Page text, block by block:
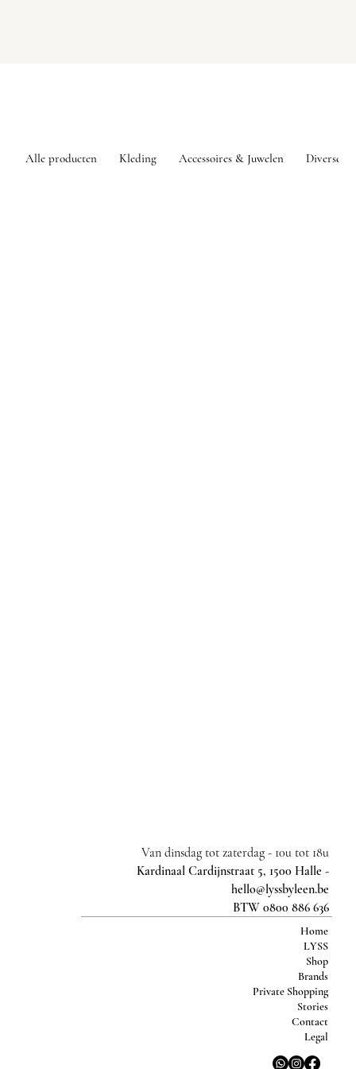
Alle producten Kleding Accessoires & Juwelen Diversen
Home
LYSS
Shop
Brands
Private Shopping
Stories
Contact
Legal
Van dinsdag tot zaterdag - 10u tot 18u
Kardinaal Cardijnstraat 5, 1500 Halle -
hello@lyssbyleen.be
BTW 0800 886 636